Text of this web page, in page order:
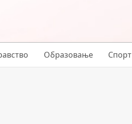
Образовање Спорт